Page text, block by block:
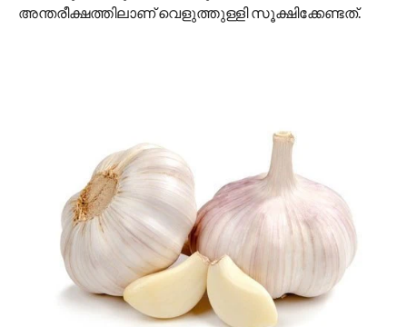
അന്തരീക്ഷത്തിലാണ് വെളുത്തുള്ളി സൂക്ഷിക്കേണ്ടത്.